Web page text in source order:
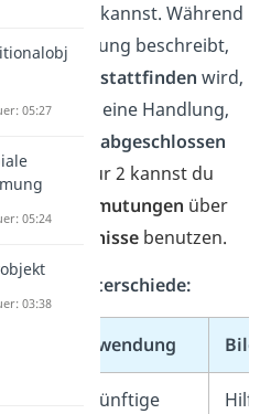
ausdrücken kannst. Während
eine Handlung beschreibt,
der Zukunft stattfinden wird,
Futur 2 eine Handlung,
Zukunft abgeschlossen
. Das Futur 2 kannst du
Vermutungen über
Ereignissebenutzen.
Unterschiede:
Verwendung
Zukünftige
05:27
05:24
03:38